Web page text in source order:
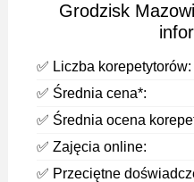
Grodzisk
✅ Liczba korepetytorów:
✅ Średnia cena*:
✅ Średnia ocena
✅ Zajęcia online:
✅ Przeciętne